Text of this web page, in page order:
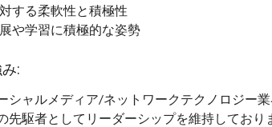
する柔軟性と積極性
や学習に積極的な姿勢
:
シャルメディア/ネットワークテクノロジー
先駆者としてリーダーシップを維持しており